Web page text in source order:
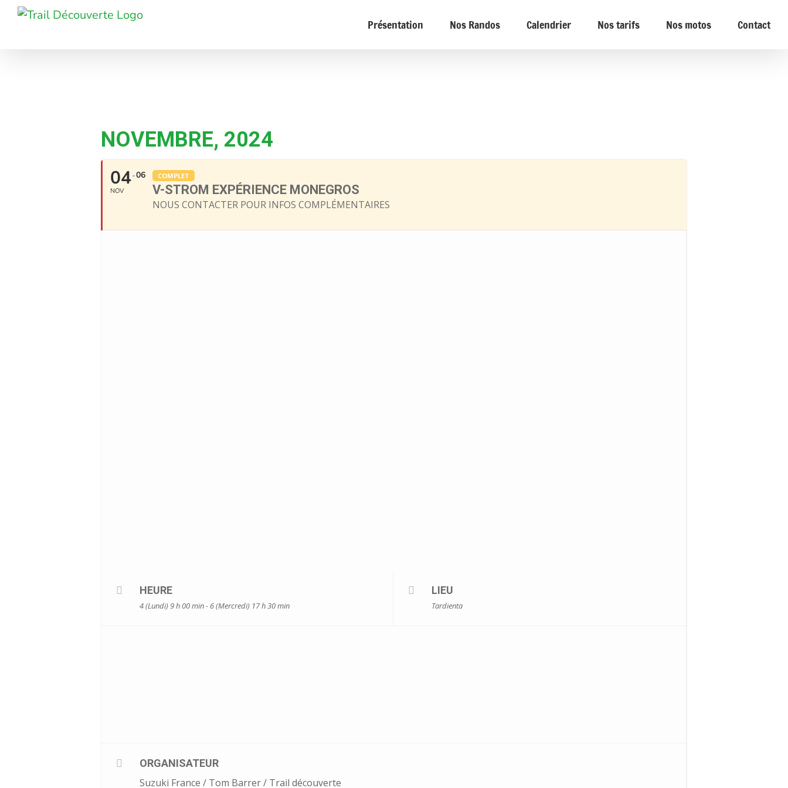
Passer
Présentation Nos Randos Calendrier Nos tarifs Nos motos Contact
NOVEMBRE, 2024
04
NOV
06 COMPLET
V-STROM EXPÉRIENCE MONEGROS
NOUS CONTACTER POUR INFOS COMPLÉMENTAIRES
HEURE
4 (Lundi) 9 h 00 min - 6 (Mercredi) 17 h 30 min
LIEU
Tardienta
ORGANISATEUR
Suzuki France / Tom Barrer / Trail découverte